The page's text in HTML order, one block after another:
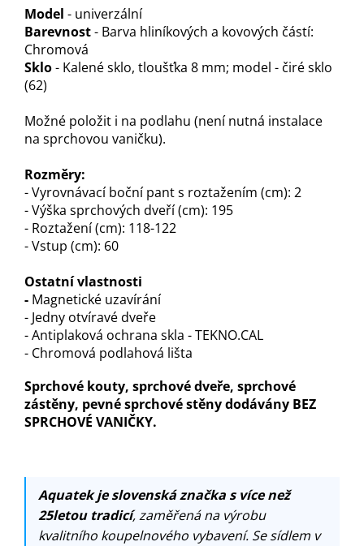
Model - univerzální
Barevnost- Barva hliníkových a kovových částí:
Chromová
Sklo- Kalené sklo, tloušťka 8 mm; model - čiré sklo
(62)
Možné položit i na podlahu (není nutná instalace
na sprchovou vaničku).
Rozměry:
- Vyrovnávací boční pant s roztažením (cm): 2
- Výška sprchových dveří (cm): 195
- Roztažení (cm): 118-122
- Vstup (cm): 60
Ostatní vlastnosti
- Magnetické uzavírání
- Jedny otvíravé dveře
- Antiplaková ochrana skla - TEKNO.CAL
- Chromová podlahová lišta
Sprchové kouty, sprchové dveře, sprchové
zástěny, pevné sprchové stěny dodávány BEZ
SPRCHOVÉ VANIČKY.
Aquatek je slovenská značka s více než
25letou tradicí, zaměřená na výrobu
kvalitního koupelnového vybavení. Se sídlem v